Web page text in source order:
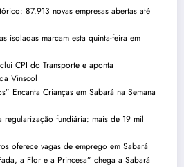
87.913 novas empresas abertas até
isoladas marcam esta quinta-feira em
CPI do Transporte e aponta
Vinscol
Encanta Crianças em Sabará na Semana
regularização fundiária: mais de 19 mil
oferece vagas de emprego em Sabará
a Flor e a Princesa” chega a Sabará